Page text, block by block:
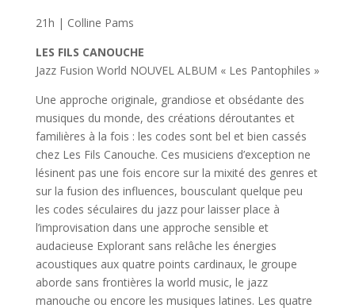
21h | Colline Pams
LES FILS CANOUCHE
Jazz Fusion World NOUVEL ALBUM « Les Pantophiles »
Une approche originale, grandiose et obsédante des
musiques du monde, des créations déroutantes et
familières à la fois : les codes sont bel et bien cassés
chez Les Fils Canouche. Ces musiciens d’exception ne
lésinent pas une fois encore sur la mixité des genres et
sur la fusion des influences, bousculant quelque peu
les codes séculaires du jazz pour laisser place à
l’improvisation dans une approche sensible et
audacieuse Explorant sans relâche les énergies
acoustiques aux quatre points cardinaux, le groupe
aborde sans frontières la world music, le jazz
manouche ou encore les musiques latines. Les quatre